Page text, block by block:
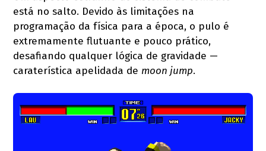
está no salto. Devido às limitações na
programação da física para a época, o pulo é
extremamente flutuante e pouco prático,
desafiando qualquer lógica de gravidade —
caraterística apelidada de moon jump.